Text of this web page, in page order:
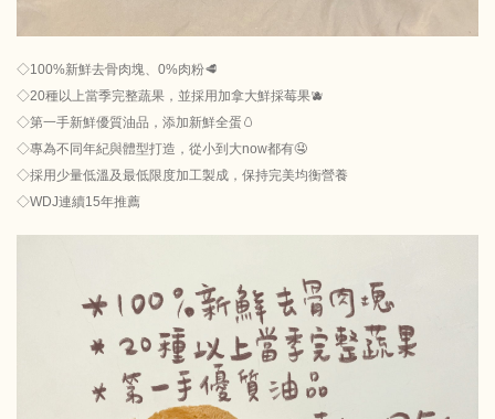
◇100%新鮮去骨肉塊、0%肉粉🥩
◇20種以上當季完整蔬果，並採用加拿大鮮採莓果🫐
◇第一手新鮮優質油品，添加新鮮全蛋🥚
◇專為不同年紀與體型打造，從小到大now都有🤤
◇採用少量低溫及最低限度加工製成，保持完美均衡營養
◇WDJ連續15年推薦